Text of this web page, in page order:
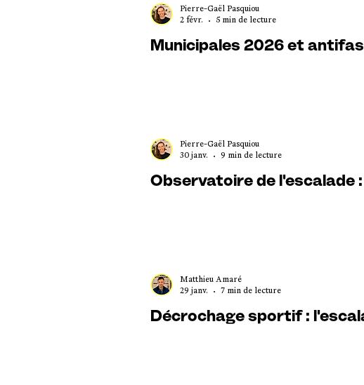
Municipales 2026 et
Pierre-Gaël Pasquiou
2 févr.
5 min de lecture
Observatoire de l'escalade
Pierre-Gaël Pasquiou
30 janv.
9 min de lecture
Décrochage sportif :
Matthieu Amaré
29 janv.
7 min de lecture